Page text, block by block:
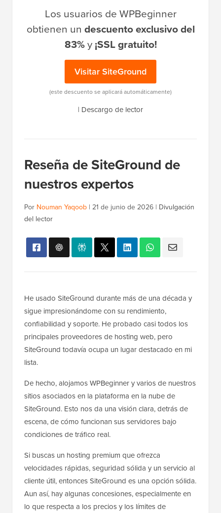
Los usuarios de WPBeginner
obtienen un descuento exclusivo del
83%y¡SSL gratuito!
Visitar SiteGround
(este descuento se aplicará automáticamente)
| Descargo de lector
Reseña de SiteGround de
nuestros expertos
Por Nouman Yaqoob | 21 de junio de 2026 | Divulgación
del lector
He usado SiteGround durante más de una década y
sigue impresionándome con su rendimiento,
confiabilidad y soporte. He probado casi todos los
principales proveedores de hosting web, pero
SiteGround todavía ocupa un lugar destacado en mi
lista.
De hecho, alojamos WPBeginner y varios de nuestros
sitios asociados en la plataforma en la nube de
SiteGround. Esto nos da una visión clara, detrás de
escena, de cómo funcionan sus servidores bajo
condiciones de tráfico real.
Si buscas un hosting premium que ofrezca
velocidades rápidas, seguridad sólida y un servicio al
cliente útil, entonces SiteGround es una opción sólida.
Aun así, hay algunas concesiones, especialmente en
lo que respecta a los precios y los límites de